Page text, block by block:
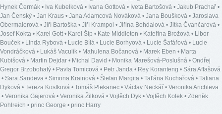
Hynek Čermák • Iva Kubelková • Ivana Gottová • Iveta Bartošová • Jakub Prachař •
Jan Čenský • Jan Kraus • Jana Adamcová Nováková • Jana Boušková • Jaroslava
Obermaierová • Jiří Bartoška • Jiří Krampol • Jiřina Bohdalová • Jitka Čvančarová •
Josef Kokta • Karel Gott• Karel Šíp • Kate Middleton • Kateřina Brožová • Libor
Bouček • Linda Rybová • Lucie Bílá • Lucie Borhyová • Lucie Šafářová • Lucie
Vondráčková • Lukáš Vaculík • Mahulena Bočanová • Marek Eben • Marta
Kubišová • Martin Dejdar • Michal David • Monika Marešová-Poslušná • Ondřej
Gregor Brzobohatý • Pavla Tomicová • Petr Janda • Rey Koranteng • Sára Affašová
• Sara Sandeva • Simona Krainová • Štefan Margita • Taťána Kuchařová • Tatiana
Dyková • Tereza Kostková • Tomáš Plekanec • Václav Neckář • Veronika Arichteva
• Veronika Gajerová • Veronika Žilková • Vojtěch Dyk • Vojtěch Kotek • Zdeněk
Pohlreich • princ George • princ Harry